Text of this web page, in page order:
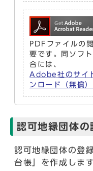
PDFファイルの
要です。同ソフ
合には、
Adobe社のサイ
ンロード（無償
認可地縁団体の
認可地縁団体の登
台帳」を作成します